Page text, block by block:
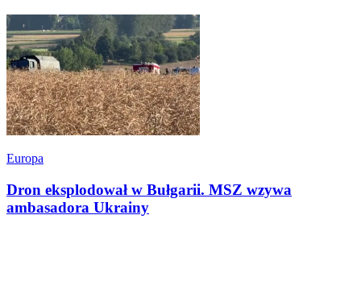
Europa
Dron eksplodował w Bułgarii. MSZ wzywa
ambasadora Ukrainy